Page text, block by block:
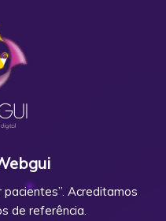
Acreditamos
de referência.